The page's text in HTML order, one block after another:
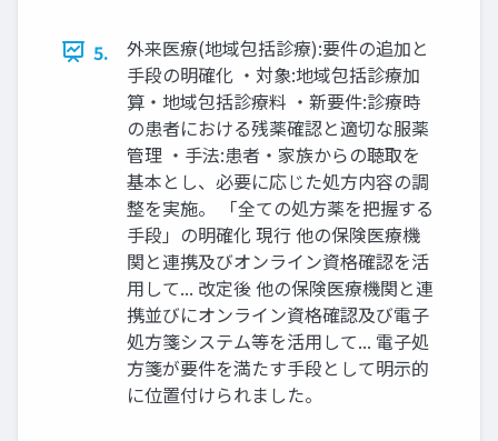
5.
外来医療(地域包括診療):要件の追加と
手段の明確化 ・対象:地域包括診療加
算・地域包括診療料 ・新要件:診療時
の患者における残薬確認と適切な服薬
管理 ・手法:患者・家族からの聴取を
基本とし、必要に応じた処方内容の調
整を実施。 「全ての処方薬を把握する
手段」の明確化 現行 他の保険医療機
関と連携及びオンライン資格確認を活
用して... 改定後 他の保険医療機関と連
携並びにオンライン資格確認及び電子
処方箋システム等を活用して... 電子処
方箋が要件を満たす手段として明示的
に位置付けられました。